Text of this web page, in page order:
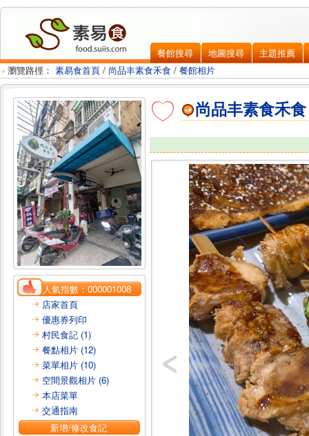
餐館搜尋 地圖搜尋
主題推薦
瀏覽路徑： 素易食首頁 / 尚品丰素食禾食 / 餐館相片
人氣指數：000001008
店家首頁
優惠券列印
村民食記 (1)
餐點相片 (12)
菜單相片 (10)
空間景觀相片 (6)
本店菜單
交通指南
新增/修改食記
尚品丰素食禾食